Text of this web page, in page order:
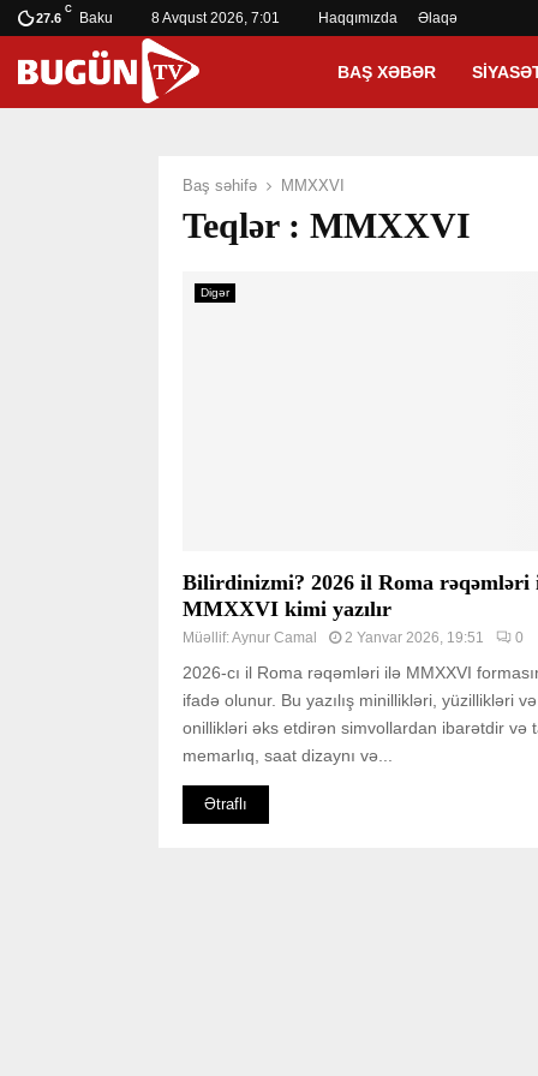
27.6
C
Baku 8 Avqust 2026, 7:01 Haqqımızda Əlaqə
BAŞ XƏBƏR
Baş səhifə MMXXVI
Teqlər : MMXXVI
Digər
Bilirdinizmi? 2026 il Roma rəqəmləri
MMXXVI kimi yazılır
Müəllif:Aynur Camal 2 Yanvar 2026, 19:51 0
2026-cı il Roma rəqəmləri ilə MMXXVI
ifadə olunur. Bu yazılış minillikləri, yüzillikləri və
onillikləri əks etdirən simvollardan ibarətdir və
memarlıq, saat dizaynı və...
Ətraflı